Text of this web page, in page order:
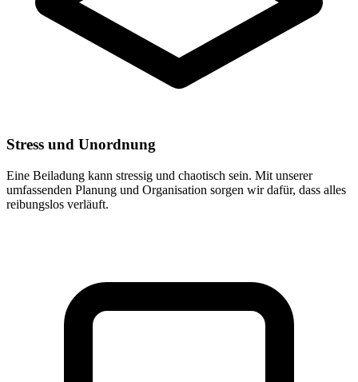
Stress und Unordnung
Eine Beiladung kann stressig und chaotisch sein. Mit unserer
umfassenden Planung und Organisation sorgen wir dafür, dass alles
reibungslos verläuft.